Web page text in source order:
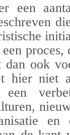
een
proces,
ook
hier niet
en